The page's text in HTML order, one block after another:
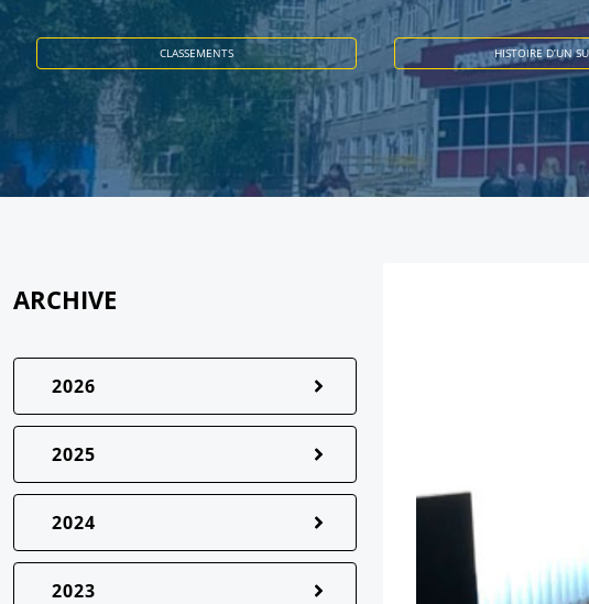
CLASSEMENTS HISTOIRE D’UN
ARCHIVE
2026
2025
2024
2023